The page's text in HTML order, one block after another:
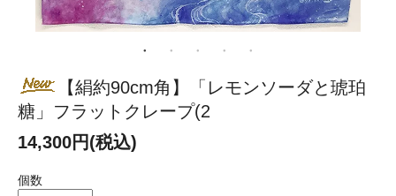
【絹約90cm角】「レモンソーダと琥珀
糖」フラットクレープ(2
14,300円(税込)
個数